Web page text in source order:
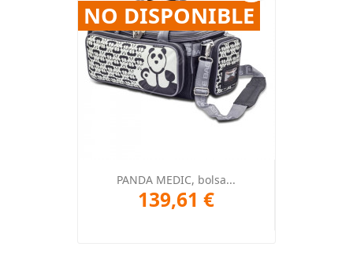
PANDA MEDIC, bolsa...
139,61 €
NO DISPONIBLE